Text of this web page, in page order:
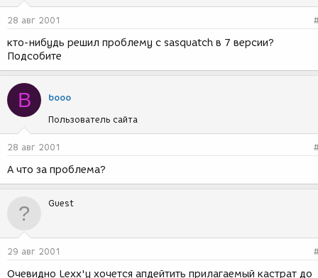
м
ы
д
а
и
я
28 авг 2001
кто-нибудь решил проблему с sasquatch в 7 версии?
Подсобите
B booo
Пользователь сайта
28 авг 2001
А что за проблема?
Guest
29 авг 2001
Очевидно Lexx'у хочется апдейтить прилагаемый кастрат до